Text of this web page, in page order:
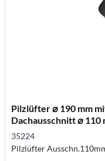
Pilzlüfter ⌀ 190 mm
Dachausschnitt ⌀ 110
35224
Pilzlüfter